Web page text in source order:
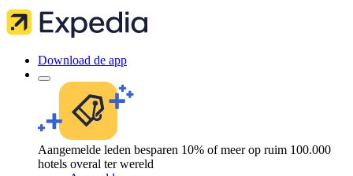
Download de app
Aangemelde leden besparen 10% of meer op ruim 100.000
hotels overal ter wereld